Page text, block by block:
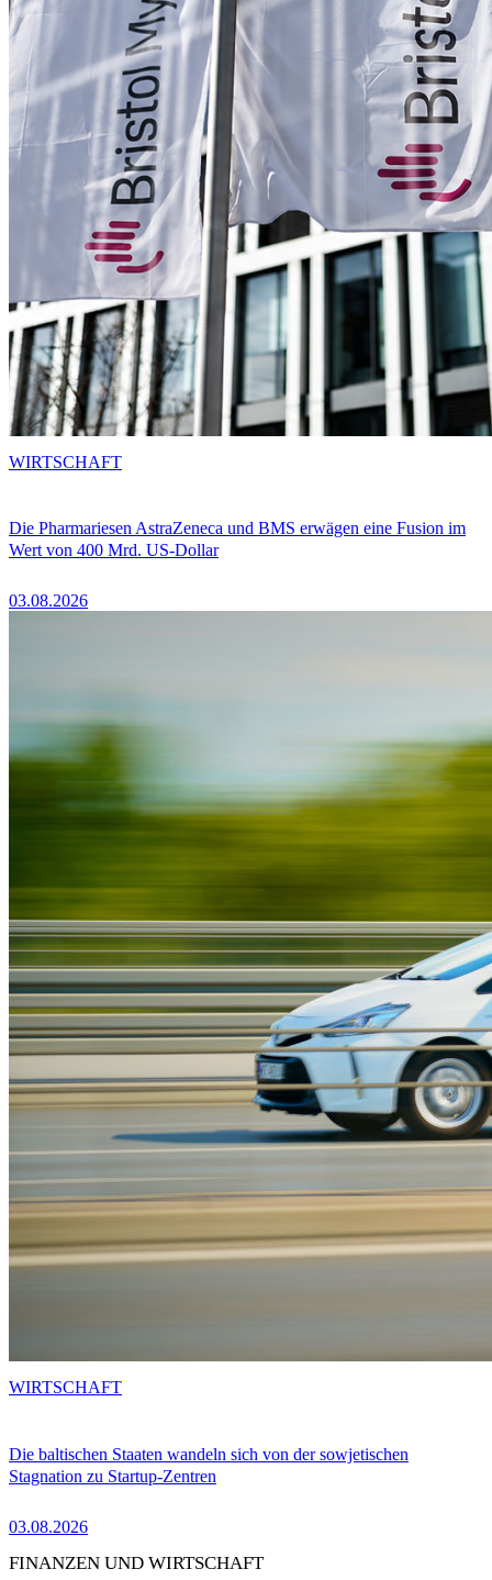
Die Pharmariesen AstraZeneca und BMS erwägen eine Fusion im
Wert von 400 Mrd. US-Dollar
03.08.2026
WIRTSCHAFT
Die baltischen Staaten wandeln sich von der sowjetischen
Stagnation zu Startup-Zentren
03.08.2026
WIRTSCHAFT
FINANZEN UND WIRTSCHAFT